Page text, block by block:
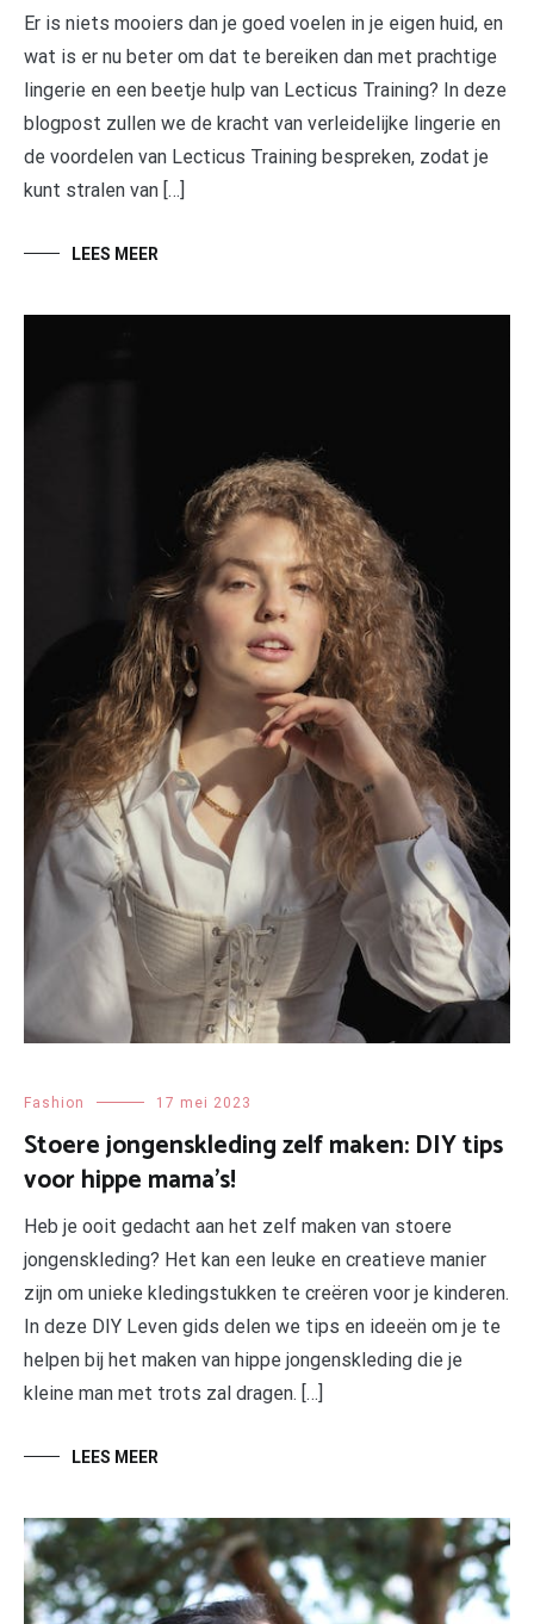
Er is niets mooiers dan je goed voelen in je eigen huid, en
wat is er nu beter om dat te bereiken dan met prachtige
lingerie en een beetje hulp van Lecticus Training? In deze
blogpost zullen we de kracht van verleidelijke lingerie en
de voordelen van Lecticus Training bespreken, zodat je
kunt stralen van […]
LEES MEER
Fashion 17 mei 2023
Stoere jongenskleding zelf maken: DIY tips
voor hippe mama’s!
Heb je ooit gedacht aan het zelf maken van stoere
jongenskleding? Het kan een leuke en creatieve manier
zijn om unieke kledingstukken te creëren voor je kinderen.
In deze DIY Leven gids delen we tips en ideeën om je te
helpen bij het maken van hippe jongenskleding die je
kleine man met trots zal dragen. […]
LEES MEER